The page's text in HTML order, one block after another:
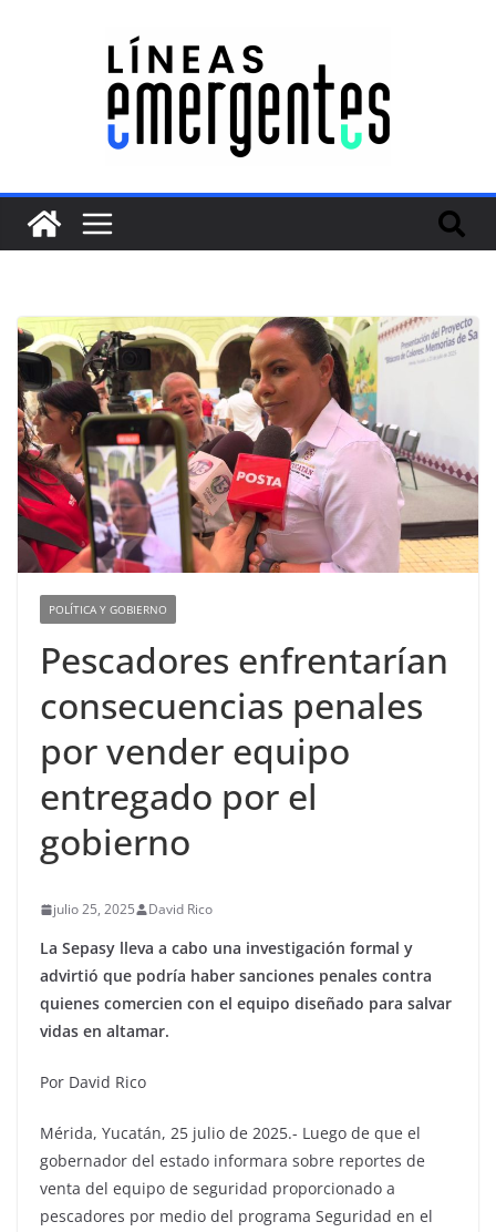
POLÍTICA Y GOBIERNO
Pescadores enfrentarían
consecuencias penales
por vender equipo
entregado por el
gobierno
julio 25, 2025 David Rico
La Sepasy lleva a cabo una investigación formal y
advirtió que podría haber sanciones penales contra
quienes comercien con el equipo diseñado para salvar
vidas en altamar.
Por David Rico
Mérida, Yucatán, 25 julio de 2025.- Luego de que el
gobernador del estado informara sobre reportes de
venta del equipo de seguridad proporcionado a
pescadores por medio del programa Seguridad en el